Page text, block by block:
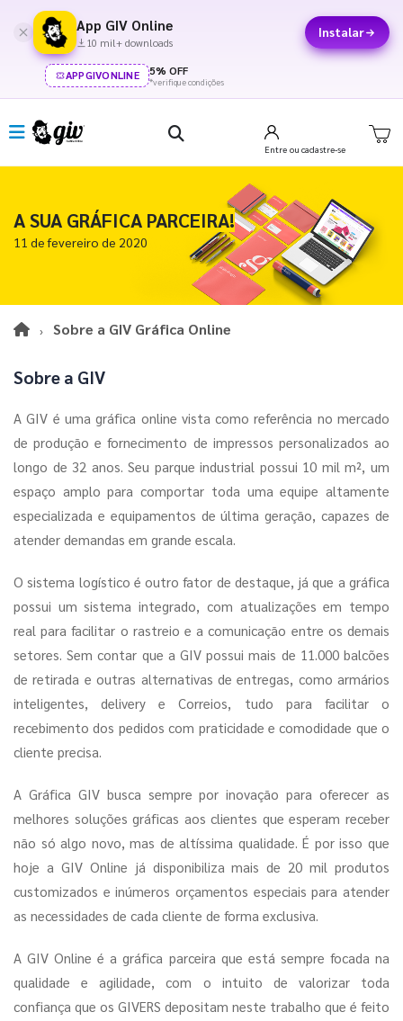
App GIV Online
10 mil+ downloads
Instalar
APPGIVONLINE 5% OFF
*verifique condições
Entre ou cadastre-se
A SUA GRÁFICA PARCEIRA!
11 de fevereiro de 2020
Sobre a GIV Gráfica Online
Sobre a GIV
A GIV é uma gráfica online vista como referência no mercado
de produção e fornecimento de impressos personalizados ao
longo de 32 anos. Seu parque industrial possui 10 mil m², um
espaço amplo para comportar toda uma equipe altamente
especializada e equipamentos de última geração, capazes de
atender demandas em grande escala.
O sistema logístico é outro fator de destaque, já que a gráfica
possui um sistema integrado, com atualizações em tempo
real para facilitar o rastreio e a comunicação entre os demais
setores. Sem contar que a GIV possui mais de 11.000 balcões
de retirada e outras alternativas de entregas, como armários
inteligentes, delivery e Correios, tudo para facilitar o
recebimento dos pedidos com praticidade e comodidade que o
cliente precisa.
A Gráfica GIV busca sempre por inovação para oferecer as
melhores soluções gráficas aos clientes que esperam receber
não só algo novo, mas de altíssima qualidade. É por isso que
hoje a GIV Online já disponibiliza mais de 20 mil produtos
customizados e inúmeros orçamentos especiais para atender
as necessidades de cada cliente de forma exclusiva.
A GIV Online é a gráfica parceira que está sempre focada na
qualidade e agilidade, com o intuito de valorizar toda
confiança que os GIVERS depositam neste trabalho que é feito